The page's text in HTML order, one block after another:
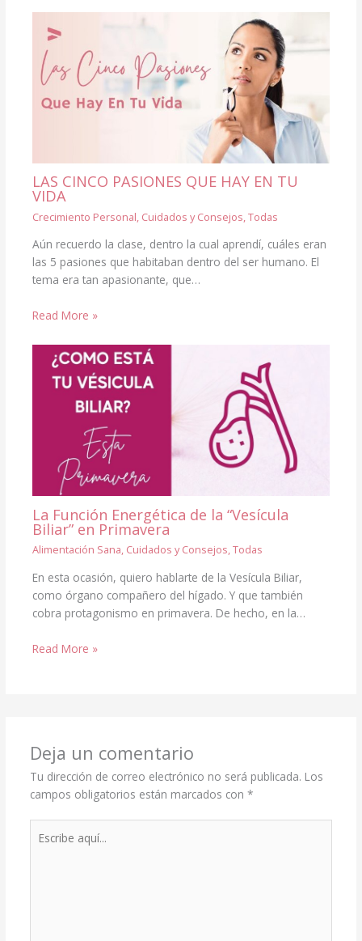
LAS CINCO PASIONES QUE HAY EN TU
VIDA
Crecimiento Personal, Cuidados y Consejos,Todas
Aún recuerdo la clase, dentro la cual aprendí, cuáles eran
las 5 pasiones que habitaban dentro del ser humano. El
tema era tan apasionante, que…
Read More »
La Función Energética de la “Vesícula
Biliar” en Primavera
Alimentación Sana, Cuidados y Consejos,Todas
En esta ocasión, quiero hablarte de la Vesícula Biliar,
como órgano compañero del hígado. Y que también
cobra protagonismo en primavera. De hecho, en la…
Read More »
Deja un comentario
Tu dirección de correo electrónico no será publicada. Los
campos obligatorios están marcados con *
aquí...